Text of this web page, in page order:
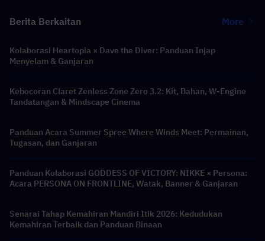
Berita Berkaitan More
Kolaborasi Heartopia × Dave the Diver: Panduan Injap
Menyelam & Ganjaran
Kebocoran Claret Zenless Zone Zero 3.2: Kit, Bahan, W-Engine
Tandatangan & Mindscape Cinema
Panduan Acara Summer Spree Where Winds Meet: Permainan,
Tugasan, dan Ganjaran
Panduan Kolaborasi GODDESS OF VICTORY: NIKKE × Persona:
Acara PERSONA ON FRONTLINE, Watak, Banner & Ganjaran
Senarai Tahap Kemahiran Mandiri Itik 2026: Kedudukan
Kemahiran Terbaik dan Panduan Binaan